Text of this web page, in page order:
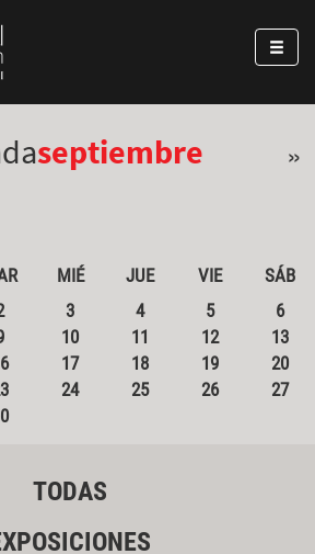
septiembre »
MIÉ JUE VIE
SÁB
3 4 5
6
10 11 12
13
17 18 19
20
24 25 26
27
TODAS